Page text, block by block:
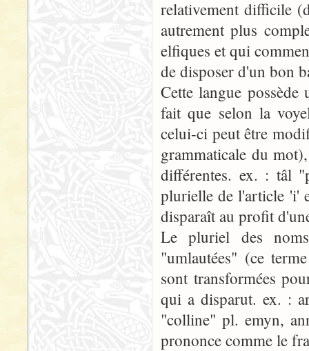
relativement difficile
autrement plus
elfiques et qui
de disposer d'un bon
Cette langue
fait que selon la
celui-ci peut être
grammaticale du
différentes. ex. : tâl
plurielle de l'article 'i'
disparaît au profit
Le pluriel des
"umlautées" (ce
sont transformées
qui a disparut. ex. :
"colline" pl. emyn,
prononce comme le